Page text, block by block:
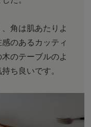
角は肌あたりよ
のあるカッティ
のテーブルのよ
ち良いです。